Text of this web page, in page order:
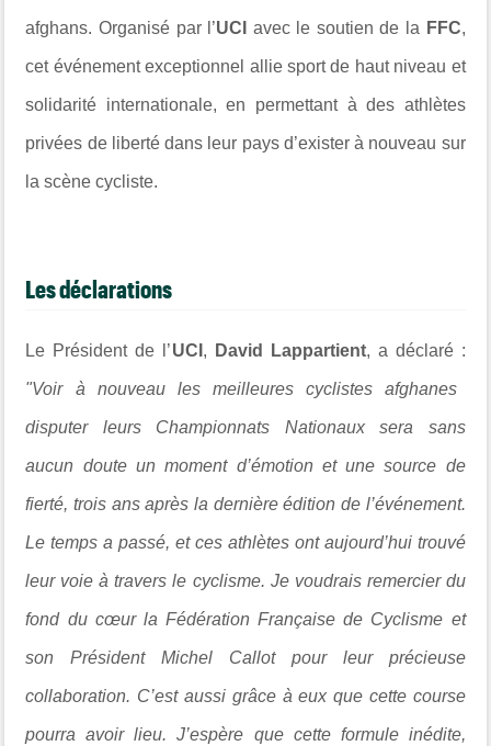
afghans. Organisé par l’UCI avec le soutien de la FFC,
cet événement exceptionnel allie sport de haut niveau et
solidarité internationale, en permettant à des athlètes
privées de liberté dans leur pays d’exister à nouveau sur
la scène cycliste.
Les déclarations
Le Président de l’UCI , David Lappartient, a déclaré :
"Voir à nouveau les meilleures cyclistes afghanes
disputer leurs Championnats Nationaux sera sans
aucun doute un moment d’émotion et une source de
fierté, trois ans après la dernière édition de l’événement.
Le temps a passé, et ces athlètes ont aujourd’hui trouvé
leur voie à travers le cyclisme. Je voudrais remercier du
fond du cœur la Fédération Française de Cyclisme et
son Président Michel Callot pour leur précieuse
collaboration. C’est aussi grâce à eux que cette course
pourra avoir lieu. J’espère que cette formule inédite,